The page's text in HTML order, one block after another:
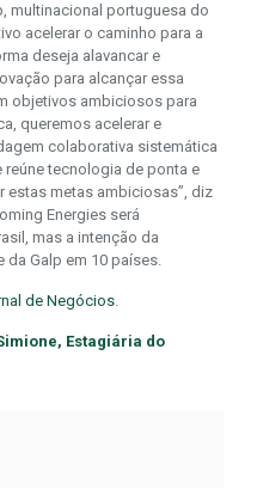
multinacional portuguesa do
acelerar o caminho para a
deseja alavancar e
para alcançar essa
objetivos ambiciosos para
queremos acelerar e
colaborativa sistemática
tecnologia de ponta e
estas metas ambiciosas”, diz
Energies será
mas a intenção da
da Galp em 10 países.
de Negócios.
Estagiária do